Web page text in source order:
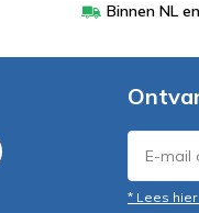
Binnen NL
* Lees